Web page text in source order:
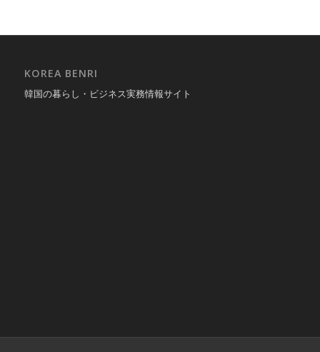
KOREA BENRI
韓国の暮らし・ビジネス実務情報サイト